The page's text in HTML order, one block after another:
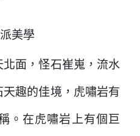
美學
面，怪石崔嵬，流水
趣的佳境，虎嘯岩有
。在虎嘯岩上有個巨